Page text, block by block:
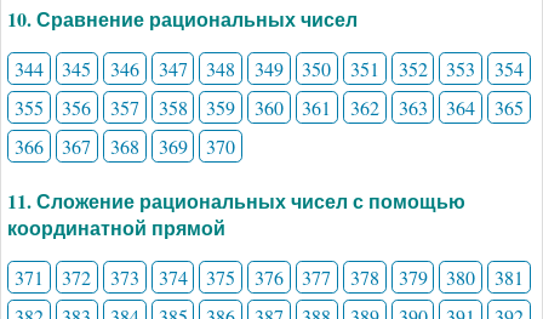
10. Сравнение рациональных чисел
344 345 346 347 348 349 350 351 352 353
354
355
356 357 358 359 360 361 362 363 364
365
366
367 368 369 370
11. Сложение рациональных чисел с помощью
координатной прямой
371 372 373 374 375 376 377 378 379 380
381